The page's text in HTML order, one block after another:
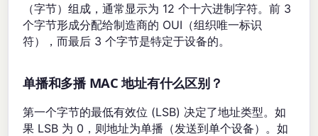
（字节）组成，通常显示为 12 个十六进制字符。前 3
个字节形成分配给制造商的 OUI（组织唯一标识
符），而最后 3 个字节是特定于设备的。
单播和多播 MAC 地址有什么区别？
第一个字节的最低有效位 (LSB) 决定了地址类型。如
果 LSB 为 0，则地址为单播（发送到单个设备）。如